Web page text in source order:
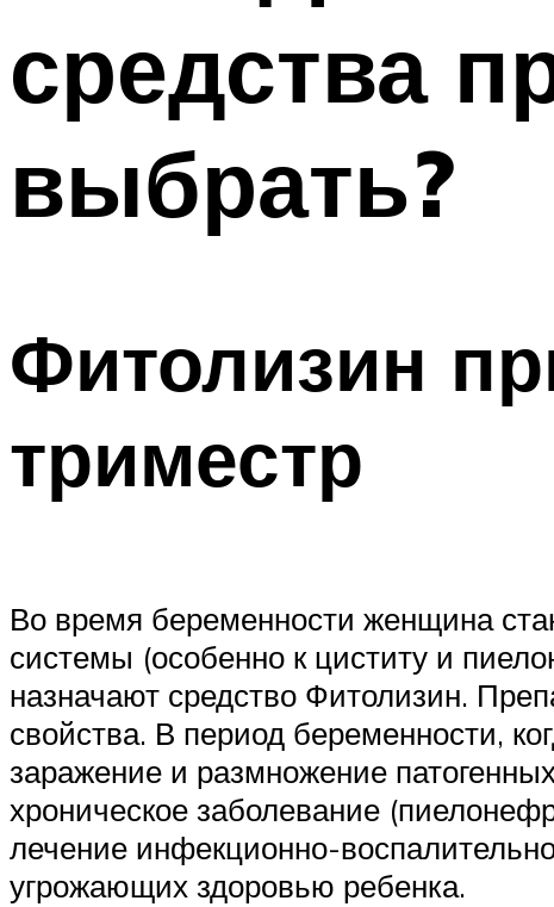
средства
выбрать?
Фитолизин
триместр
Во время беременности женщина
системы (особенно к циститу и
назначают средство Фитолизин.
свойства. В период беременности,
заражение и размножение
хроническое заболевание
лечение инфекционно-
угрожающих здоровью ребенка.